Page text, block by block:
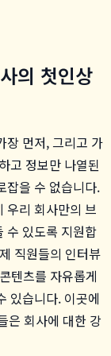
의 첫인상
장 먼저, 그리고 가
고 정보만 나열된
잡을 수 없습니다.
우리 회사만의 브
수 있도록 지원합
직원들의 인터뷰
텐츠를 자유롭게
있습니다. 이곳에
은 회사에 대한 강